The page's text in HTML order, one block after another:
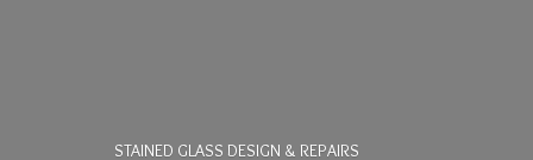
STAINED GLASS DESIGN & REPAIRS